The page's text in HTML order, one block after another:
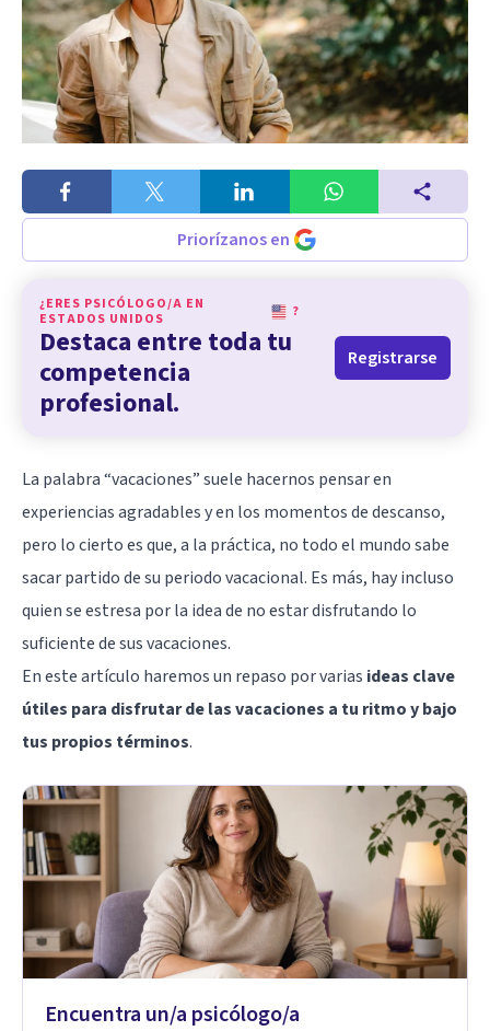
Priorízanos en
¿ERES PSICÓLOGO/A EN
ESTADOS UNIDOS
?
Destaca entre toda tu
competencia
profesional.
Registrarse
La palabra “vacaciones” suele hacernos pensar en
experiencias agradables y en los momentos de descanso,
pero lo cierto es que, a la práctica, no todo el mundo sabe
sacar partido de su periodo vacacional. Es más, hay incluso
quien se estresa por la idea de no estar disfrutando lo
suficiente de sus vacaciones.
En este artículo haremos un repaso por varias ideas clave
útiles para disfrutar de las vacaciones a tu ritmo y bajo
tus propios términos.
Encuentra un/a psicólogo/a